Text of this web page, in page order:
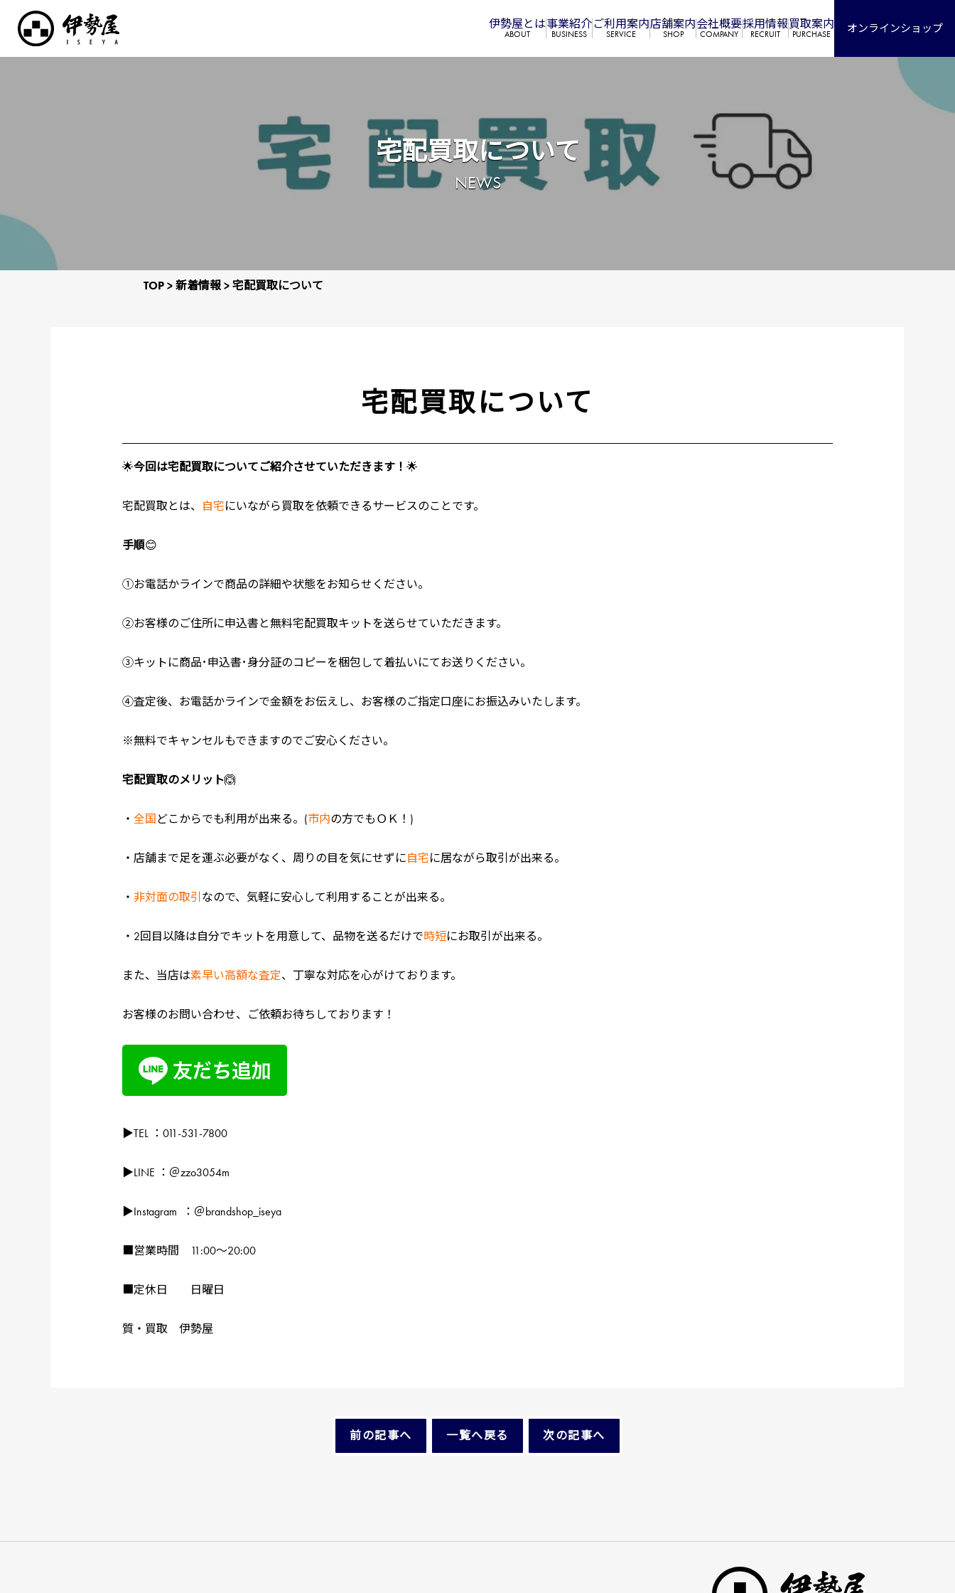
伊勢屋とは
ABOUT
事業紹介
BUSINESS
ご利⽤案内
SERVICE
店舗案内
SHOP
会社概要
COMPANY
採⽤情報
RECRUIT
買取案内
PURCHASE オンラインショップ
TOP > 新着情報> 宅配買取について
宅配買取について
NEWS
宅配買取について
🌟今回は宅配買取についてご紹介させていただきます！ 🌟
宅配買取とは、 自宅にいながら買取を依頼できるサービスのことです。
手順😊
①お電話かラインで商品の詳細や状態をお知らせください。
②お客様のご住所に申込書と無料宅配買取キットを送らせていただきます。
③キットに商品･申込書･身分証のコピーを梱包して着払いにてお送りください。
④査定後、お電話かラインで金額をお伝えし、お客様のご指定口座にお振込みいたします。
※無料でキャンセルもできますのでご安心ください。
宅配買取のメリット🙆
・ 全国 どこからでも利用が出来る。(市内の方でもＯＫ！)
・店舗まで足を運ぶ必要がなく、周りの目を気にせずに自宅に居ながら取引が出来る。
・ 非対面の取引 なので、気軽に安心して利用することが出来る。
・2回目以降は自分でキットを用意して、品物を送るだけで時短にお取引が出来る。
また、当店は素早い高額な査定、丁寧な対応を心がけております。
お客様のお問い合わせ、ご依頼お待ちしております！
▶TEL ：011-531-7800
▶LINE ：＠zzo3054m
▶Instagram ：＠brandshop_iseya
■営業時間 11:00～20:00
■定休日 日曜日
質・買取 伊勢屋
前の記事へ 一覧へ戻る 次の記事へ